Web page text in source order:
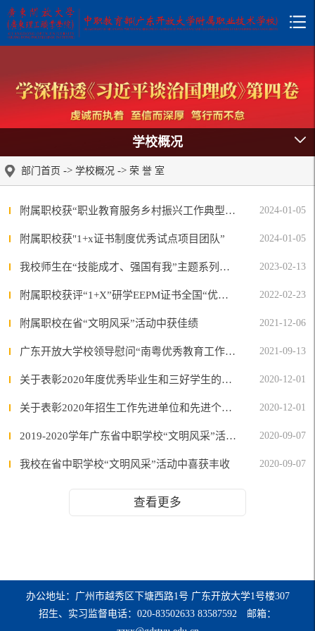
学校概况
部门首页 -> 学校概况 -> 荣 誉 室
附属职校获“职业教育服务乡村振兴工作典型案例二等奖” 2024-01-05
附属职校获"1+x证书制度优秀试点项目团队” 2024-01-05
我校师生在“技能成才、强国有我”主题系列活动中喜获佳绩 2023-02-13
附属职校获评“1+X”研学EEPM证书全国“优秀试点院校” 2022-02-23
附属职校在省“文明风采”活动中获佳绩 2021-12-06
广东开放大学校领导慰问“南粤优秀教育工作者”代表 2021-09-13
关于表彰2020年度优秀毕业生和三好学生的决定 2020-12-01
关于表彰2020年招生工作先进单位和先进个人的决定 2020-12-01
2019-2020学年广东省中职学校“文明风采”活动获奖名单 2020-09-07
我校在省中职学校“文明风采”活动中喜获丰收 2020-09-07
查看更多
办公地址：广州市越秀区下塘西路1号 广东开放大学1号楼307
招生、实习监督电话：020-83502633 83587592 邮箱：